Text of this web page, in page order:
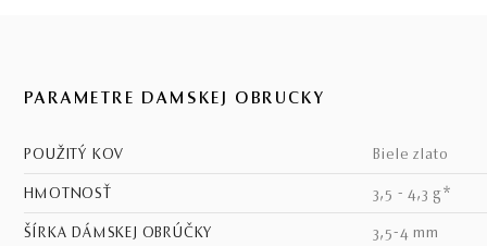
PARAMETRE DÁMSKEJ OBRÚČKY
POUŽITÝ KOV biele zlato
HMOTNOSŤ 3,5 - 4,3 g*
ŠÍRKA DÁMSKEJ OBRÚČKY 3,5-4 mm